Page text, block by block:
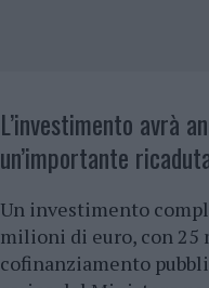
L’investimento avrà
un’importante
Un investimento
milioni di euro, con
cofinanziamento